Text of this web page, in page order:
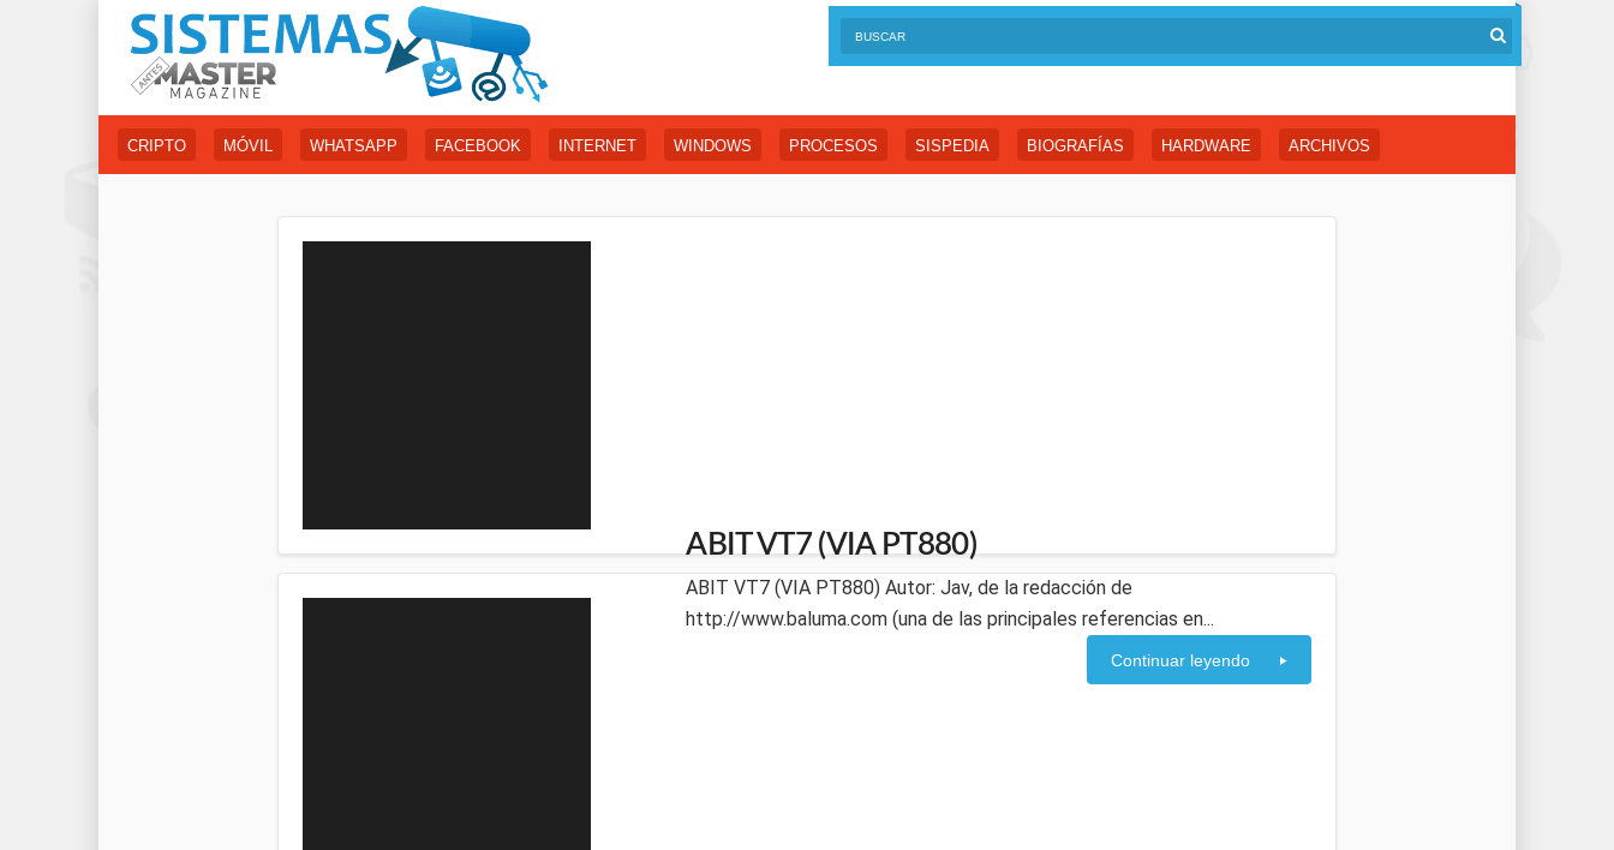
CRIPTO MÓVIL WHATSAPP FACEBOOK INTERNET WINDOWS PROCESOS SISPEDIA BIOGRAFÍAS HARDWARE ARCHIVOS
ABIT VT7 (VIA PT880)
ABIT VT7 (VIA PT880) Autor: Jav, de la redacción de
http://www.baluma.com (una de las principales referencias en...
Continuar leyendo